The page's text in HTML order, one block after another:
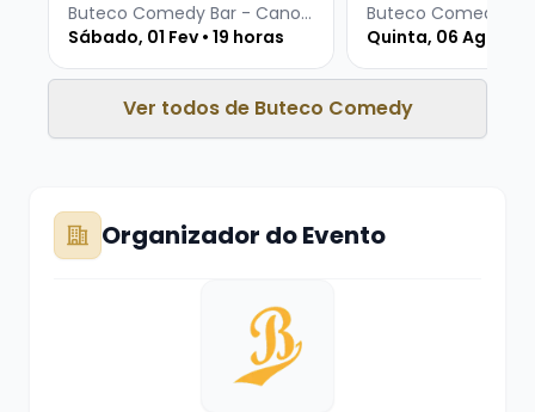
Buteco Comedy Bar - Canoas
Sábado, 01 Fev • 19 horas
Quinta, 06 Ago •
Ver todos de Buteco Comedy
Organizador do Evento